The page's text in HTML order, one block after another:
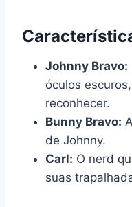
Johnny Bravo:
óculos
reconhecer.
Bunny Bravo:
de Johnny.
Carl: O nerd
suas